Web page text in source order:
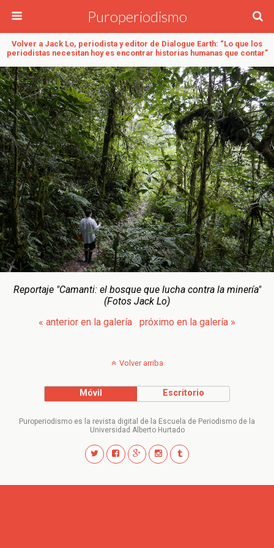
Puroperiodismo
Volver a Jack Lo, periodista y editor de Dialogue Earth: “Lo que los
periodistas necesitan hoy es encontrar historias humanas que contar”
Reportaje "Camanti: el bosque que lucha contra la minería"
(Fotos Jack Lo)
« anterior en la galería
próximo en la galería »
Volver arriba
Móvil Escritorio
Puroperiodismo es la revista digital de la Escuela de Periodismo de la
Universidad Alberto Hurtado